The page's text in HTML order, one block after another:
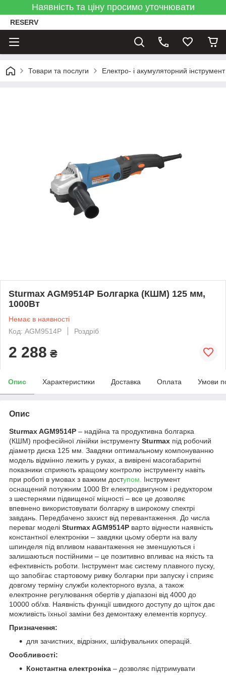
Наявність та ціну просимо уточнювати
RESERV
Товари та послуги Електро- і акумуляторний інструмент
Sturmax AGM9514P Болгарка (КШМ) 125 мм,
1000Вт
Немає в наявності
Код: AGM9514P
Роздріб
2 288 ₴
Опис Характеристики Доставка Оплата Умови
Опис
Sturmax AGM9514P – надійна та продуктивна болгарка
(КШМ) професійної лінійки інструменту Sturmax під робочий
діаметр диска 125 мм. Завдяки оптимальному компонуванню
модель відмінно лежить у руках, а вивірені масогабаритні
показники сприяють кращому контролю інструменту навіть
при роботі в умовах з важким доступом. Інструмент
оснащений потужним 1000 Вт електродвигуном і редуктором
з шестернями підвищеної міцності – все це дозволяє
впевнено використовувати болгарку в широкому спектрі
завдань. Передбачено захист від перевантаження. До числа
переваг моделі Sturmax AGM9514P варто віднести наявність
константної електроніки – завдяки цьому оберти на валу
шпинделя під впливом навантаження не зменшуються і
залишаються постійними – це позитивно впливає на якість та
ефективність роботи. Інструмент має систему плавного пуску,
що запобігає стартовому ривку болгарки при запуску і сприяє
довгому терміну служби колекторного вузла, а також
електронне регулювання обертів у діапазоні від 4000 до
10000 об/хв. Наявність функції швидкого доступу до щіток дає
можливість їхньої заміни без демонтажу елементів корпусу.
Призначення:
для зачистних, відрізних, шліфувальних операцій.
Особливості:
Константна електроніка – дозволяє підтримувати